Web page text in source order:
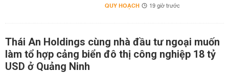
QUY HOẠCH 19 giờ trước
Thái An Holdings cùng nhà đầu tư ngoại muốn
làm tổ hợp cảng biển đô thị công nghiệp 18 tỷ
USD ở Quảng Ninh